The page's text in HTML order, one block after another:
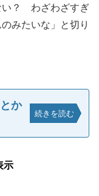
い？ わざわざすぎ
みたいな」と切り
か
続きを読む
示